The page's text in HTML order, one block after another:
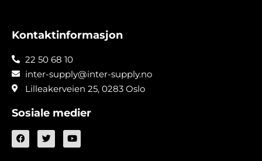
Kontaktinformasjon
22 50 68 10
inter-supply@inter-supply.no
Lilleakerveien 25, 0283 Oslo
Sosiale medier